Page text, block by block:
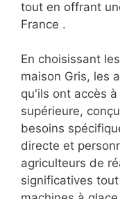
tout en offrant
France .
En choisissant
maison Gris, les
qu'ils ont accès
supérieure,
besoins
directe et
agriculteurs de
significatives